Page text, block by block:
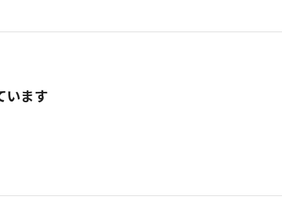
います